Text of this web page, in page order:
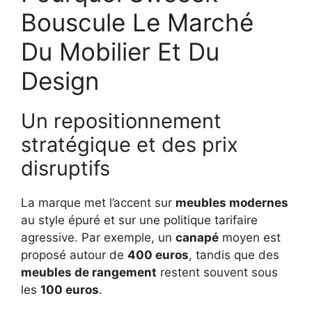
Bouscule Le Marché
Du Mobilier Et Du
Design
Un repositionnement
stratégique et des prix
disruptifs
La marque met l’accent sur meubles modernes
au style épuré et sur une politique tarifaire
agressive. Par exemple, un canapé moyen est
proposé autour de 400 euros, tandis que des
meubles de rangement restent souvent sous
les 100 euros.